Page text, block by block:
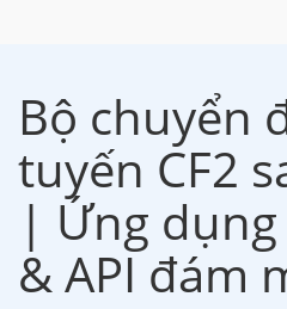
Bộ chuyển
tuyến CF2
| Ứng
& API đám